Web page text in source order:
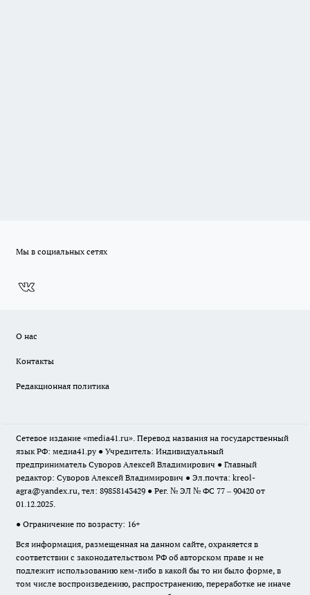
Мы в социальных сетях
О нас
Контакты
Редакционная политика
Сетевое издание «media41.ru». Перевод названия на государственный
язык РФ: медиа41.ру ● Учредитель: Индивидуальный
предприниматель Суворов Алексей Владимирович ● Главный
редактор: Суворов Алексей Владимирович ● Эл.почта: kreol-
agra@yandex.ru, тел: 89858143429 ● Рег. № ЭЛ № ФС 77 – 90420 от
01.12.2025.
● Ограничение по возрасту: 16+
Вся информация, размещенная на данном сайте, охраняется в
соответствии с законодательством РФ об авторском праве и не
подлежит использованию кем-либо в какой бы то ни было форме, в
том числе воспроизведению, распространению, переработке не иначе